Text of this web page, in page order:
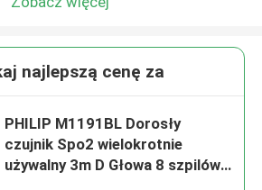
najlepszą cenę za
PHILIP M1191BL Dorosły
czujnik Spo2 wielokrotnie
używalny 3m D Głowa 8 szpilów